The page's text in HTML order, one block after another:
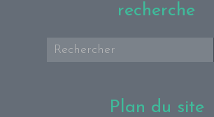
recherche
Plan du site